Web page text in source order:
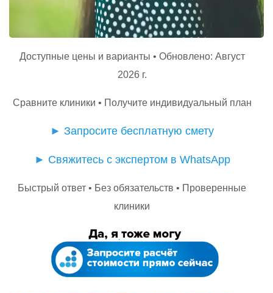
Доступные цены и варианты • Обновлено: Август
2026 г.
Сравните клиники • Получите индивидуальный план
► Запросите бесплатную смету
► Свяжитесь с экспертом в WhatsApp
Быстрый ответ • Без обязательств • Проверенные
клиники